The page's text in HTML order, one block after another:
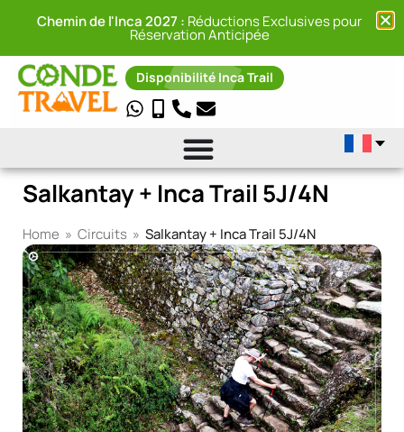
Disponibilité Inca Trail
Salkantay + Inca Trail 5J/4N
Home » Circuits » Salkantay + Inca Trail 5J/4N
Chemin de l'Inca 2027 : Réductions Exclusives pour
Réservation Anticipée